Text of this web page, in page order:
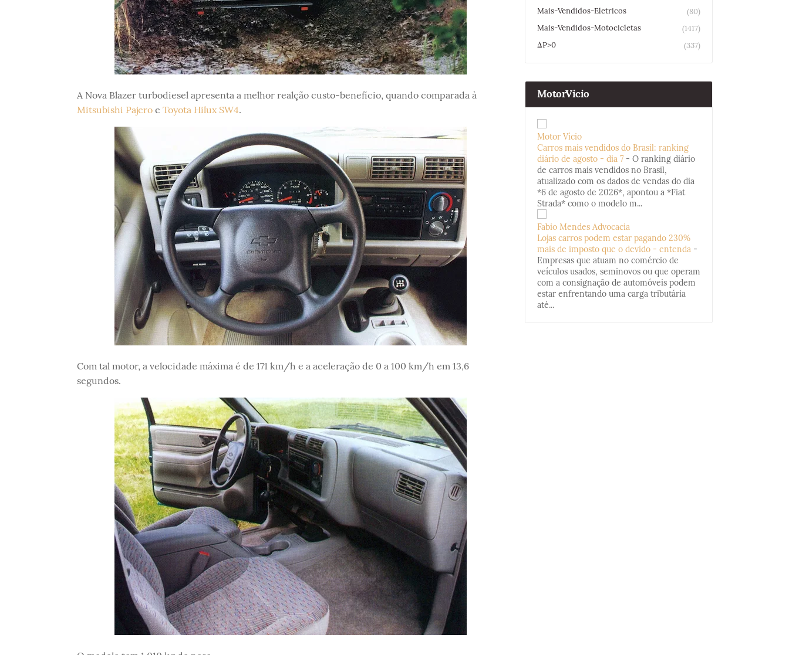
A Nova Blazer turbodiesel apresenta a melhor realção custo-benefício, quando comparada à
Mitsubishi Pajeroe Toyota Hilux SW4.
Com tal motor, a velocidade máxima é de 171 km/h e a aceleração de 0 a 100 km/h em 13,6
segundos.
Mais-Vendidos-Eletricos
(80)
Mais-Vendidos-Motocicletas
(1417)
ΔP>0
(337)
MotorVicio
Motor Vício
Carros mais vendidos do Brasil: ranking
diário de agosto - dia 7 - O ranking diário
de carros mais vendidos no Brasil,
atualizado com os dados de vendas do dia
*6 de agosto de 2026*, apontou a *Fiat
Strada* como o modelo m...
Fabio Mendes Advocacia
Lojas carros podem estar pagando 230%
mais de imposto que o devido - entenda -
Empresas que atuam no comércio de
veículos usados, seminovos ou que operam
com a consignação de automóveis podem
estar enfrentando uma carga tributária
até...